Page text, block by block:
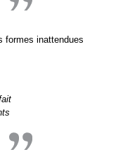
formes inattendues